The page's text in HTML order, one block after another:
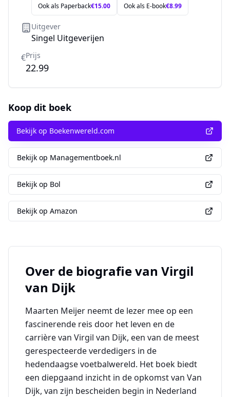
Ook als Paperback€15.00 Ook als E-book€8.99
Uitgever
Singel Uitgeverijen
€Prijs
22.99
Koop dit boek
Bekijk op Boekenwereld.com
Bekijk op Managementboek.nl
Bekijk op Bol
Bekijk op Amazon
Over de biografie van Virgil
van Dijk
Maarten Meijer neemt de lezer mee op een
fascinerende reis door het leven en de
carrière van Virgil van Dijk, een van de meest
gerespecteerde verdedigers in de
hedendaagse voetbalwereld. Het boek biedt
een diepgaand inzicht in de opkomst van Van
Dijk, van zijn bescheiden begin in Nederland